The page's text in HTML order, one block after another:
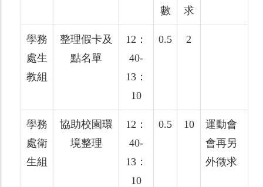
數
求
學務
處生
教組
整理假卡及
點名單
12：
40-
13：
10
0.5 2
學務
處衛
生組
協助校園環
境整理
12：
40-
13：
10
0.5 10
運動會
會再另
外徵求